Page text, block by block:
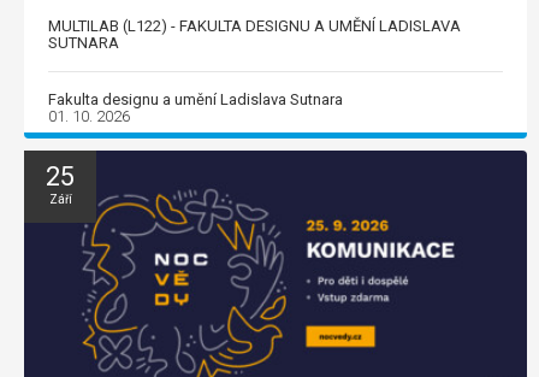
MULTILAB (L122) - FAKULTA DESIGNU A UMĚNÍ LADISLAVA
SUTNARA
Fakulta designu a umění Ladislava Sutnara
01. 10. 2026
25
Září